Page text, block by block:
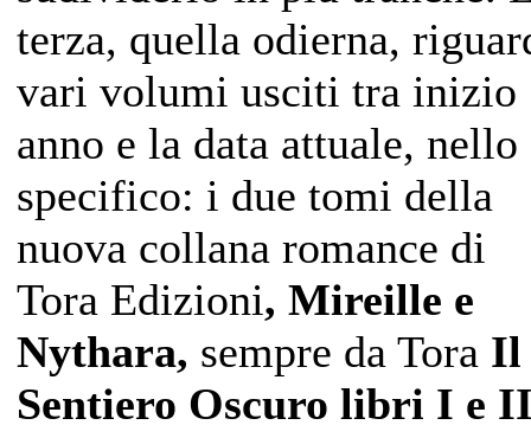
terza, quella odierna,
vari volumi usciti tra inizio
anno e la data attuale, nello
specifico: i due tomi della
nuova collana romance di
Tora Edizioni, Mireille e
Nythara, sempre da Tora Il
Sentiero Oscuro libri I e